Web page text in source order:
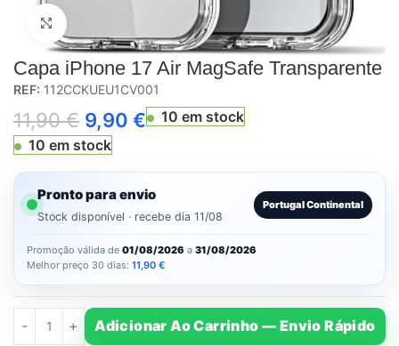
Click to enlarge
Capa iPhone 17 Air MagSafe Transparente
REF: 112CCKUEU1CV001
11,90€ 9,90 €
10 em stock
10 em stock
Pronto para envio
Stock disponível · recebe dia 11/08
Portugal Continental
Promoção válida de 01/08/2026 a 31/08/2026
Melhor preço 30 dias: 11,90 €
Adicionar Ao Carrinho — Envio Rápido